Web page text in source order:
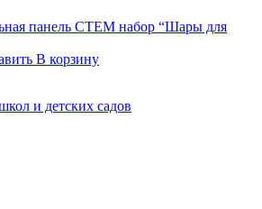
панель СТЕМ набор “Шары для
В корзину
и детских садов